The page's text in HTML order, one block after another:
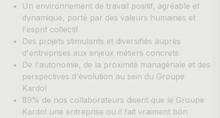
Un environnement de travail positif, agréable et
dynamique, porté par des valeurs humaines et
l'esprit collectif
Des projets stimulants et diversifiés auprès
d'entreprises aux enjeux métiers concrets
De l'autonomie, de la proximité managériale et des
perspectives d'évolution au sein du Groupe
Kardol
89% de nos collaborateurs disent que le Groupe
Kardol une entreprise où il fait vraiment bon